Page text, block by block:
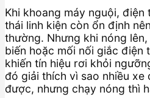
Khi khoang máy nguội,
thái linh kiện còn ổn định
thường. Nhưng khi nóng
biến hoặc mối nối giắc điện
khiến tín hiệu rơi khỏi
đó giải thích vì sao nhiều xe
được, nhưng chạy nóng thì